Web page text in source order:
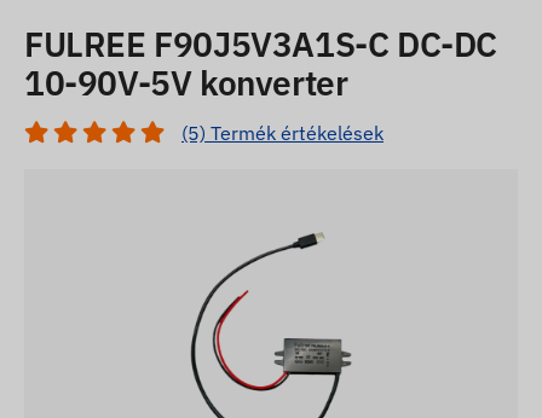
FULREE F90J5V3A1S-C DC-DC
10-90V-5V konverter
(5) Termék értékelések